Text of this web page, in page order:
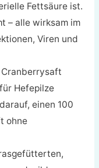
Fettsäure ist.
– alle wirksam im
Viren und
Hefepilze
einen 100
ohne